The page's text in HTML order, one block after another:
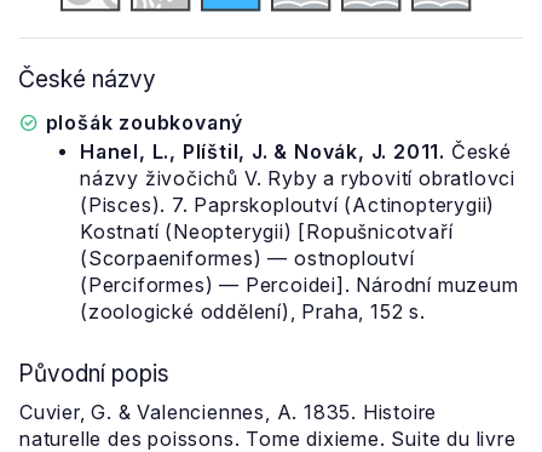
České názvy
plošák zoubkovaný
Hanel, L., Plíštil, J. & Novák, J. 2011. České
názvy živočichů V. Ryby a rybovití obratlovci
(Pisces). 7. Paprskoploutví (Actinopterygii)
Kostnatí (Neopterygii) [Ropušnicotvaří
(Scorpaeniformes) — ostnoploutví
(Perciformes) — Percoidei]. Národní muzeum
(zoologické oddělení), Praha, 152 s.
Původní popis
Cuvier, G. & Valenciennes, A. 1835. Histoire
naturelle des poissons. Tome dixieme. Suite du livre